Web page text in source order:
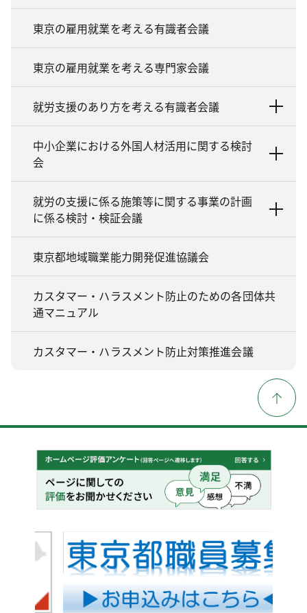
東京の雇用就業を考える有識者会議
東京の雇用就業を考える専門家会議
就労支援のあり方を考える有識者会議
中小企業における外国人材活用に関する検討
会
就労の支援に係る施策等に関する事業の計画
に係る検討・検証会議
東京都地域職業能力開発促進協議会
カスタマー・ハラスメント防止のための各団体共
通マニュアル
カスタマー・ハラスメント防止対策推進会議